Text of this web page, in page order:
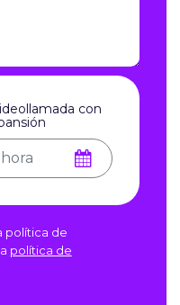
con
política de
política de